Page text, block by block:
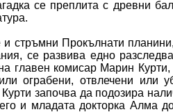
се преплита с древни
стръмни Прокълнати
се развива едно
главен комисар Марин
ограбени, отвлечени или
започва да подозира
и младата докторка Алма